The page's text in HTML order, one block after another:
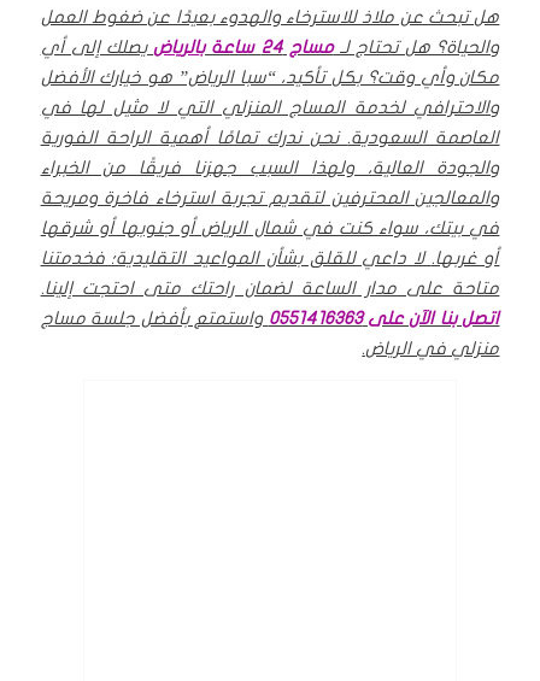
هل تبحث عن ملاذ للاسترخاء والهدوء بعيدًا عن ضغوط العمل
والحياة؟ هل تحتاج لـمساج 24 ساعة ب الرياضيصلك إلى أي
مكان وأي وقت؟ بكل تأكيد، “سبا الرياض” هو خيارك الأفضل
والاحترافي لخدمة المساج المنزلي التي لا مثيل لها في
العاصمة السعودية.نحن ندرك تمامًا أهمية الراحة الفورية
والجودة العالية، ولهذا السبب جهزنا فريقًا من الخبراء
والمعالجين المحترفين لتقديم تجربة استرخاء فاخرة ومريحة
في بيتك، سواء كنت في شمال الرياض أو جنوبها أو شرقها
أو غربها. لا داعي للقلق بشأن المواعيد التقليدية؛ فخدمتنا
متاحة على مدار الساعة لضمان راحتك متى احتجت إلينا.
اتصل بنا الآن على 0551416363
واستمتع بأفضل جلسة مساج
منزلي في الرياض.